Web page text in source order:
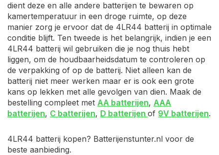
dient deze en alle andere batterijen te bewaren op
kamertemperatuur in een droge ruimte, op deze
manier zorg je ervoor dat de 4LR44 batterij in optimale
conditie blijft. Ten tweede is het belangrijk, indien je een
4LR44 batterij wil gebruiken die je nog thuis hebt
liggen, om de houdbaarheidsdatum te controleren op
de verpakking of op de batterij. Niet alleen kan de
batterij niet meer werken maar er is ook een grote
kans op lekken met alle gevolgen van dien. Maak de
bestelling compleet met AA batterijen, AAA
batterijen, C batterijen, D batterijen of 9V batterijen.
4LR44 batterij kopen? Batterijenstunter.nl voor de
beste aanbieding.